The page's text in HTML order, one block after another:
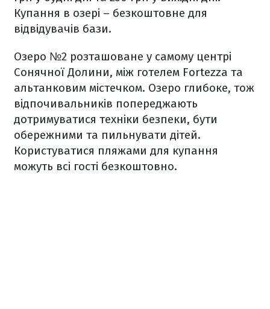
Купання в озері – безкоштовне для
відвідувачів бази.
Озеро №2 розташоване у самому центрі
Сонячної Долини, між готелем Fortezza та
альтанковим містечком. Озеро глибоке, тож
відпочивальників попереджають
дотримуватися техніки безпеки, бути
обережними та пильнувати дітей.
Користуватися пляжами для купання
можуть всі гості безкоштовно.